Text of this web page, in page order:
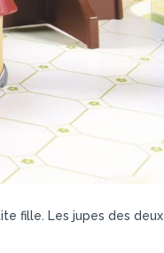
fille. Les jupes des deux